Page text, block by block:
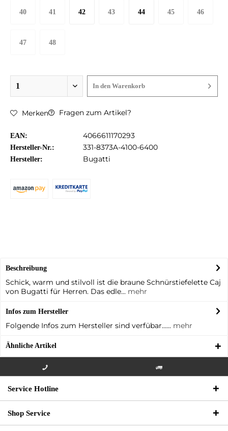
40 41 42 43 44 45 46
47 48
In den Warenkorb
Merken Fragen zum Artikel?
EAN: 4066611170293
Hersteller-Nr.: 331-8373A-4100-6400
Hersteller: Bugatti
Beschreibung
Schick, warm und stilvoll ist die braune Schnürstiefelette Caj
von Bugatti für Herren. Das edle... mehr
Infos zum Hersteller
Folgende Infos zum Hersteller sind verfübar...... mehr
Ähnliche Artikel
000
Service Hotline
Shop Service